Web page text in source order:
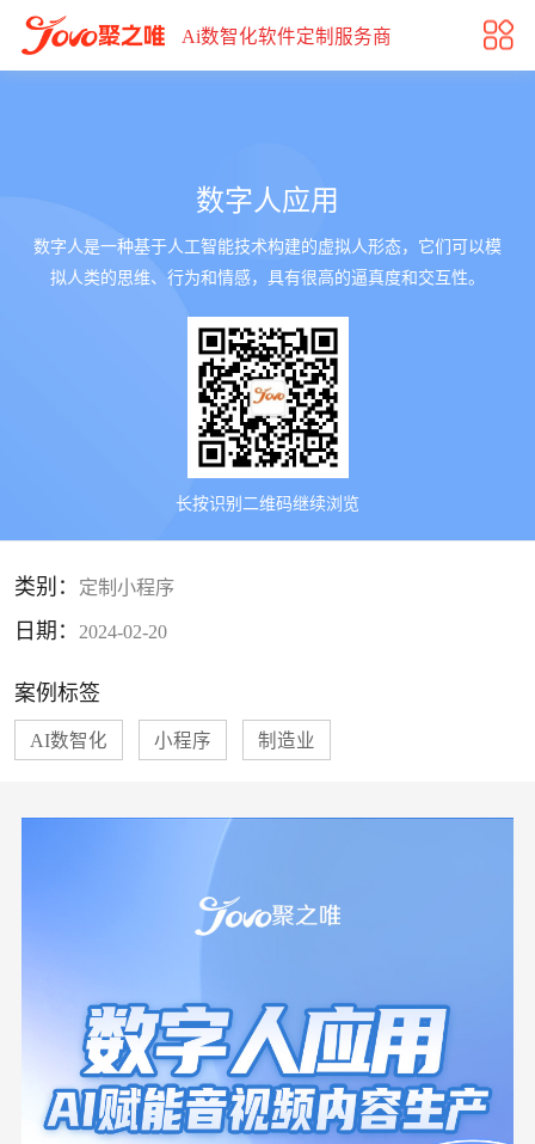
数字人应用
Ai数智化软件定制服务商
数字人应用
数字人是一种基于人工智能技术构建的虚拟人形态，它们可以模
拟人类的思维、行为和情感，具有很高的逼真度和交互性。
长按识别二维码继续浏览
类别： 定制小程序
日期： 2024-02-20
案例标签
AI数智化 小程序 制造业